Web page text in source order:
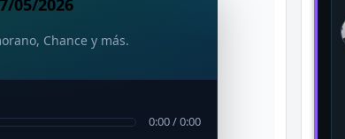
Chance y más.
0:00/0:00